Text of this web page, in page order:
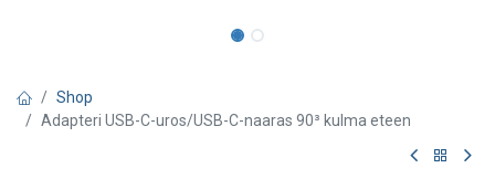
Shop
Adapteri USB-C-uros/USB-C-naaras 90³ kulma eteen